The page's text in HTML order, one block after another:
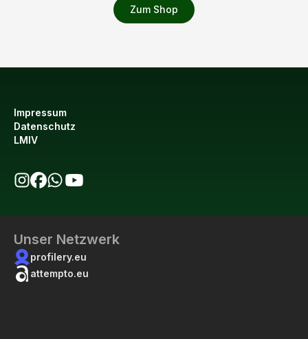
Zum Shop
Impressum
Datenschutz
LMIV
Unser Netzwerk
profilery.eu
attempto.eu